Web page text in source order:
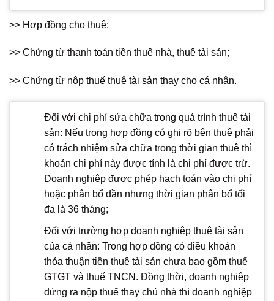
>> Hợp đồng cho thuê;
>> Chứng từ thanh toán tiền thuê nhà, thuê tài sản;
>> Chứng từ nộp thuế thuê tài sản thay cho cá nhân.
Đối với chi phí sửa chữa trong quá trình thuê tài
sản: Nếu trong hợp đồng có ghi rõ bên thuê phải
có trách nhiệm sửa chữa trong thời gian thuê thì
khoản chi phí này được tính là chi phí được trừ.
Doanh nghiệp được phép hạch toán vào chi phí
hoặc phân bổ dần nhưng thời gian phân bổ tối
đa là 36 tháng;
Đối với trường hợp doanh nghiệp thuê tài sản
của cá nhân: Trong hợp đồng có điều khoản
thỏa thuận tiền thuê tài sản chưa bao gồm thuế
GTGT và thuế TNCN. Đồng thời, doanh nghiệp
đứng ra nộp thuế thay chủ nhà thì doanh nghiệp